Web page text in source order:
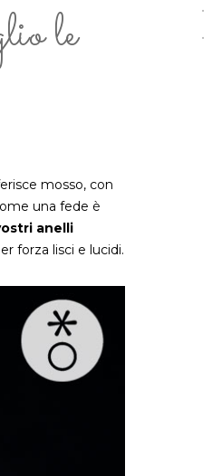
le
mosso, con
una fede è
anelli
forza lisci e lucidi.